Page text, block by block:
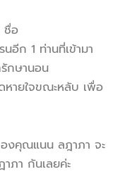
ชื่อ
ก 1 ท่านที่เข้ามา
กษานอน
หายใจขณะหลับ เพื่อ
งคุณแนน ลฎาภา จะ
ภา กันเลยค่ะ